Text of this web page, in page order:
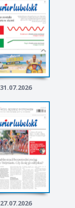
31.07.2026
27.07.2026